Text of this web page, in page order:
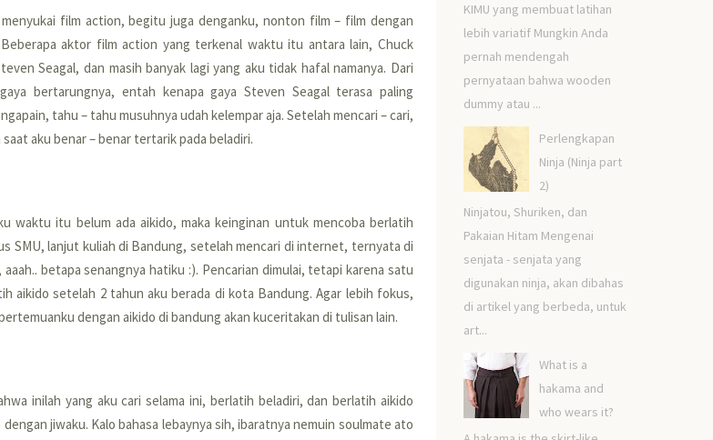
film action, begitu juga denganku, nonton film – film dengan
aktor film action yang terkenal waktu itu antara lain, Chuck
Seagal, dan masih banyak lagi yang aku tidak hafal namanya. Dari
bertarungnya, entah kenapa gaya Steven Seagal terasa paling
tahu – tahu musuhnya udah kelempar aja. Setelah mencari – cari,
aku benar – benar tertarik pada beladiri.
waktu itu belum ada aikido, maka keinginan untuk mencoba berlatih
SMU, lanjut kuliah di Bandung, setelah mencari di internet, ternyata di
betapa senangnya hatiku :). Pencarian dimulai, tetapi karena satu
aikido setelah 2 tahun aku berada di kota Bandung. Agar lebih fokus,
dengan aikido di bandung akan kuceritakan di tulisan lain.
inilah yang aku cari selama ini, berlatih beladiri, dan berlatih aikido
jiwaku. Kalo bahasa lebaynya sih, ibaratnya nemuin soulmate ato
KIMU yang membuat latihan
lebih variatif Mungkin Anda
pernah mendengah
pernyataan bahwa wooden
dummy atau ...
Perlengkapan
Ninja (Ninja part
2)
Ninjatou, Shuriken, dan
Pakaian Hitam Mengenai
senjata - senjata yang
digunakan ninja, akan dibahas
di artikel yang berbeda, untuk
art...
What is a
hakama and
who wears it?